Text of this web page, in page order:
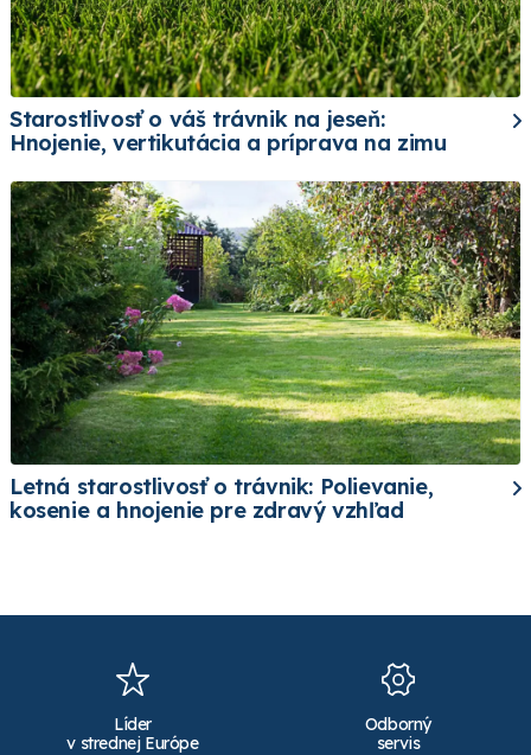
Starostlivosť o váš trávnik na jeseň:
Hnojenie, vertikutácia a príprava na zimu
Letná starostlivosť o trávnik: Polievanie,
kosenie a hnojenie pre zdravý vzhľad
Líder
v strednej Európe
Odborný
servis